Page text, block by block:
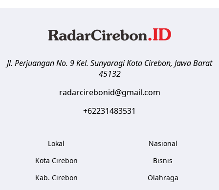
Jl. Perjuangan No. 9 Kel. SunyaragiKota Cirebon, Jawa Barat
45132
radarcirebonid@gmail.com
+62231483531
Lokal
Kota Cirebon
Kab. Cirebon
Nasional
Bisnis
Olahraga